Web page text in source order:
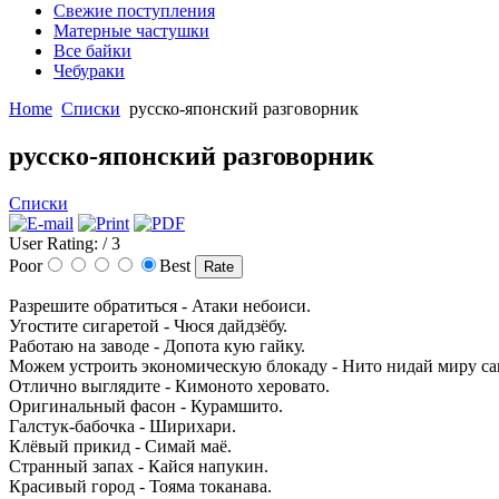
Свежие поступления
Матерные частушки
Все байки
Чебураки
Home Списки русско-японский разговорник
русско-японский разговорник
Списки
User Rating: / 3
Poor
Best
Разрешите обратиться - Атаки небоиси.
Угостите сигаретой - Чюся дайдзёбу.
Работаю на заводе - Допота кую гайку.
Можем устроить экономическую блокаду - Нито нидай миру
Отлично выглядите - Кимоното херовато.
Оригинальный фасон - Курамшито.
Галстук-бабочка - Ширихари.
Клёвый прикид - Симай маё.
Странный запах - Кайся напукин.
Красивый город - Тояма токанава.